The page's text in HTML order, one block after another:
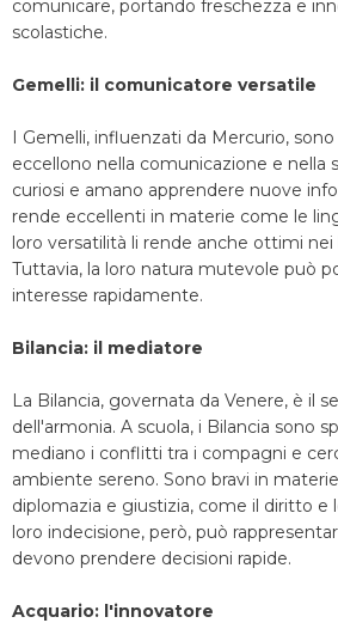
comunicare, portando freschezza e
scolastiche.
Gemelli: il comunicatore versatile
I Gemelli, influenzati da Mercurio,
eccellono nella comunicazione e nella
curiosi e amano apprendere nuove
rende eccellenti in materie come le
loro versatilità li rende anche ottimi nei
Tuttavia, la loro natura mutevole può
interesse rapidamente.
Bilancia: il mediatore
La Bilancia, governata da Venere, è il
dell'armonia. A scuola, i Bilancia sono
mediano i conflitti tra i compagni e
ambiente sereno. Sono bravi in
diplomazia e giustizia, come il diritto e
loro indecisione, però, può
devono prendere decisioni rapide.
Acquario: l'innovatore